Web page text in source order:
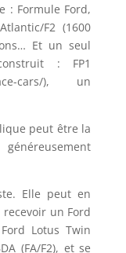
: Formule Ford,
F2 (1600
Et un seul
: FP1
race-cars/), un
peut être la
Elle peut en
un Ford
Lotus Twin
(FA/F2), et se